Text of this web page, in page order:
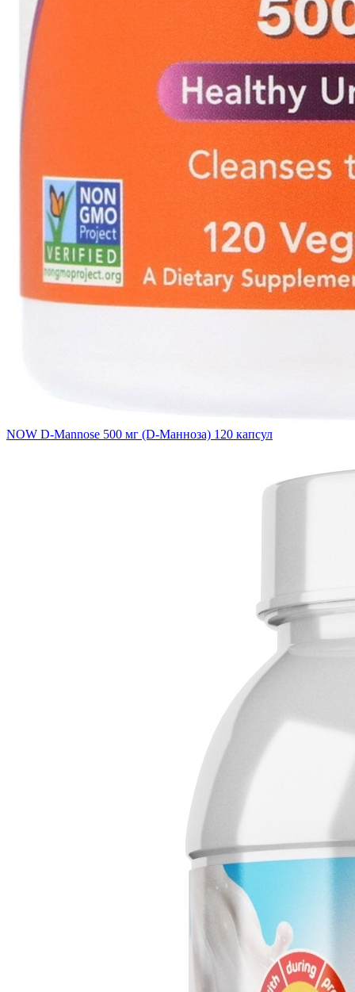
NOW D-Mannose 500 мг (D-Манноза) 120 капсул